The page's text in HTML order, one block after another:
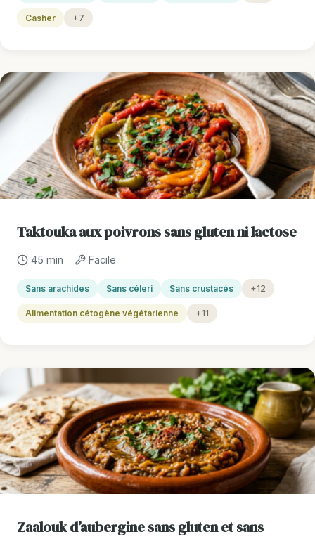
Casher +7
Taktouka aux poivrons sans gluten ni lactose
45 min Facile
Sans arachides Sans céleri Sans crustacés +12
Alimentation cétogène végétarienne +11
Zaalouk d’aubergine sans gluten et sans